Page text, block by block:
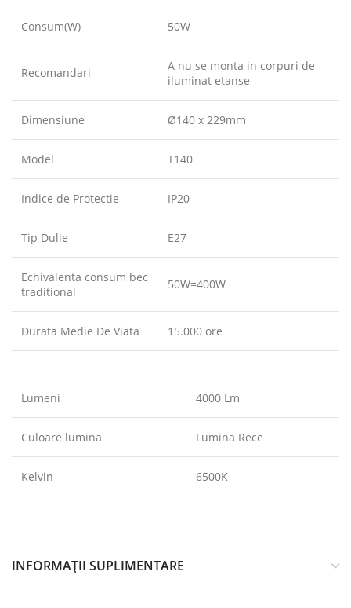
Consum(W) 50W
Recomandari
A nu se monta in corpuri de
iluminat etanse
Dimensiune Ø140 x 229mm
Model T140
Indice de Protectie IP20
Tip Dulie E27
Echivalenta consum bec
traditional
50W=400W
Durata Medie De Viata 15.000 ore
Lumeni 4000 Lm
Culoare lumina Lumina Rece
Kelvin 6500K
INFORMAȚII SUPLIMENTARE